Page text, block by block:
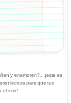
y enamoren?... ¡esta es
lectura para que tus
el tren!